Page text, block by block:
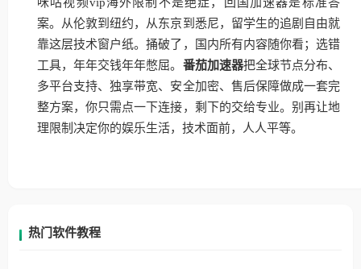
案。从伦敦到纽约，从东京到悉尼，留学生的追剧自由就
靠这层技术窗户纸。捅破了，国内所有内容随你看；选错
工具，年年交钱年年憋屈。 番茄加速器把全球节点分布、
多平台支持、独享带宽、安全加密、售后保障做成一套完
整方案，你只需点一下连接，剩下的交给专业。别再让地
理限制决定你的娱乐生活，技术面前，人人平等。
热门软件教程